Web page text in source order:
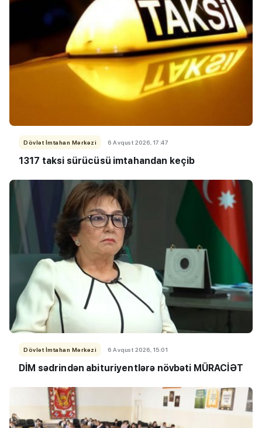
Dövlət İmtahan Mərkəzi 6 Avqust 2026, 17:47
1317 taksi sürücüsü imtahandan keçib
Dövlət İmtahan Mərkəzi 6 Avqust 2026, 15:01
DİM sədrindən abituriyent​​​​​​​lərə növbəti MÜRACİƏT